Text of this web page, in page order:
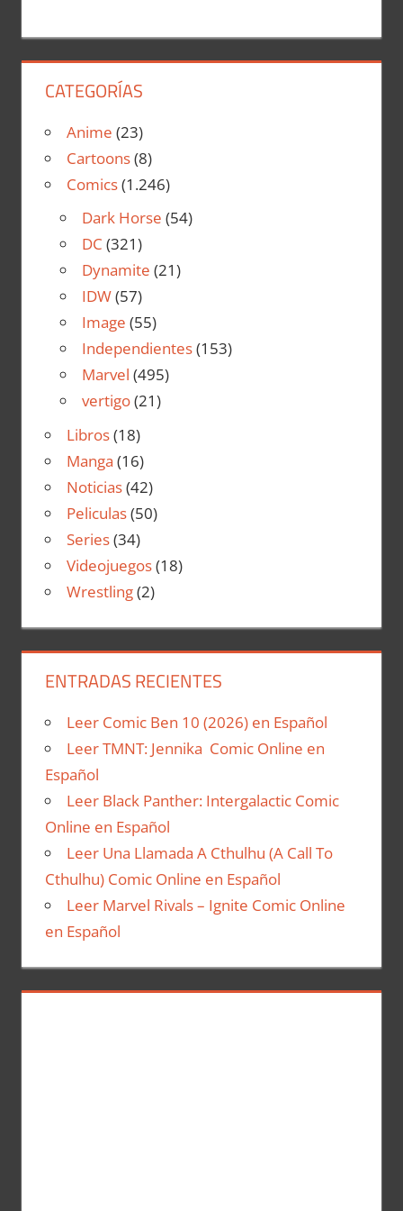
CATEGORÍAS
Anime (23)
Cartoons(8)
Comics(1.246)
Dark Horse (54)
DC (321)
Dynamite (21)
IDW(57)
Image (55)
Independientes(153)
Marvel (495)
vertigo(21)
Libros(18)
Manga (16)
Noticias(42)
Peliculas(50)
Series(34)
Videojuegos(18)
Wrestling(2)
ENTRADAS RECIENTES
Leer Comic Ben 10 (2026) en Español
Leer TMNT: Jennika Comic Online en
Español
Leer Black Panther: Intergalactic Comic
Online en Español
Leer Una Llamada A Cthulhu (A Call To
Cthulhu) Comic Online en Español
Leer Marvel Rivals – Ignite Comic Online
en Español